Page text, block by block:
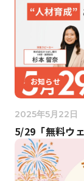
お知らせ
2025年5月22日
5/29「無料ウ